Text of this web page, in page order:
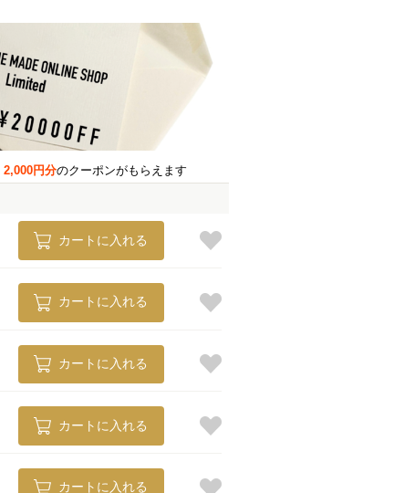
2,000円分のクーポンがもらえます
カートに入れる
カートに入れる
カートに入れる
カートに入れる
カートに入れる